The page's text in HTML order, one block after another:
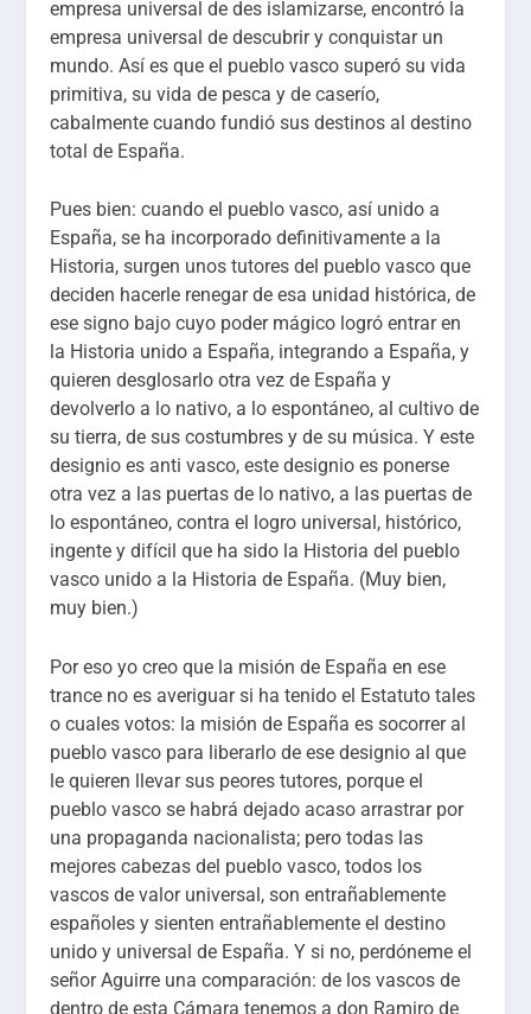
empresa universal de des islamizarse, encontró la
empresa universal de descubrir y conquistar un
mundo. Así es que el pueblo vasco superó su vida
primitiva, su vida de pesca y de caserío,
cabalmente cuando fundió sus destinos al destino
total de España.
Pues bien: cuando el pueblo vasco, así unido a
España, se ha incorporado definitivamente a la
Historia, surgen unos tutores del pueblo vasco que
deciden hacerle renegar de esa unidad histórica, de
ese signo bajo cuyo poder mágico logró entrar en
la Historia unido a España, integrando a España, y
quieren desglosarlo otra vez de España y
devolverlo a lo nativo, a lo espontáneo, al cultivo de
su tierra, de sus costumbres y de su música. Y este
designio es anti vasco, este designio es ponerse
otra vez a las puertas de lo nativo, a las puertas de
lo espontáneo, contra el logro universal, histórico,
ingente y difícil que ha sido la Historia del pueblo
vasco unido a la Historia de España. (Muy bien,
muy bien.)
Por eso yo creo que la misión de España en ese
trance no es averiguar si ha tenido el Estatuto tales
o cuales votos: la misión de España es socorrer al
pueblo vasco para liberarlo de ese designio al que
le quieren llevar sus peores tutores, porque el
pueblo vasco se habrá dejado acaso arrastrar por
una propaganda nacionalista; pero todas las
mejores cabezas del pueblo vasco, todos los
vascos de valor universal, son entrañablemente
españoles y sienten entrañablemente el destino
unido y universal de España. Y si no, perdóneme el
señor Aguirre una comparación: de los vascos de
dentro de esta Cámara tenemos a don Ramiro de